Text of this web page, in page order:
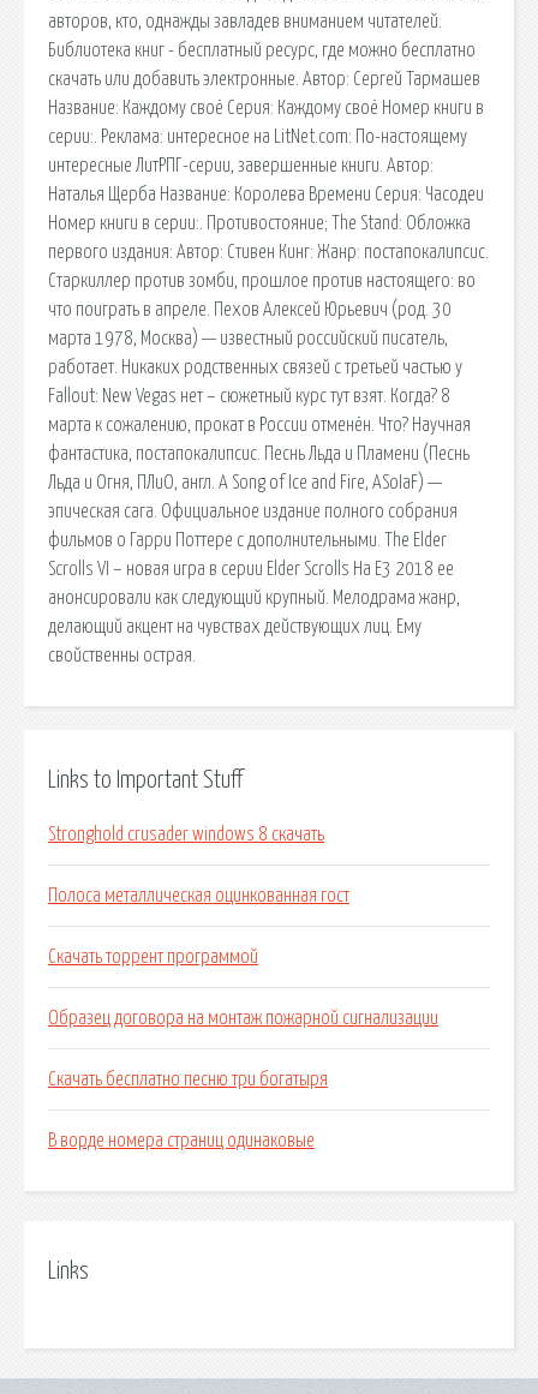
авторов, кто, однажды завладев вниманием читателей.
Библиотека книг - бесплатный ресурс, где можно бесплатно
скачать или добавить электронные. Автор: Сергей Тармашев
Название: Каждому своё Серия: Каждому своё Номер книги в
серии:. Реклама: интересное на LitNet.com: По-настоящему
интересные ЛитРПГ-серии, завершенные книги. Автор:
Наталья Щерба Название: Королева Времени Серия: Часодеи
Номер книги в серии:. Противостояние; The Stand: Обложка
первого издания: Автор: Стивен Кинг: Жанр: постапокалипсис.
Старкиллер против зомби, прошлое против настоящего: во
что поиграть в апреле. Пехов Алексей Юрьевич (род. 30
марта 1978, Москва) — известный российский писатель,
работает. Никаких родственных связей с третьей частью у
Fallout: New Vegas нет – сюжетный курс тут взят. Когда? 8
марта к сожалению, прокат в России отменён. Что? Научная
фантастика, постапокалипсис. Песнь Льда и Пламени (Песнь
Льда и Огня, ПЛиО, англ. A Song of Ice and Fire, ASoIaF) —
эпическая сага. Официальное издание полного собрания
фильмов о Гарри Поттере с дополнительными. The Elder
Scrolls VI – новая игра в серии Elder Scrolls На E3 2018 ее
анонсировали как следующий крупный. Мелодрама жанр,
делающий акцент на чувствах действующих лиц. Ему
свойственны острая.
Links to Important Stuff
Stronghold crusader windows 8 скачать
Полоса металлическая оцинкованная гост
Скачать торрент программой
Образец договора на монтаж пожарной сигнализации
Скачать бесплатно песню три богатыря
В ворде номера страниц одинаковые
Links